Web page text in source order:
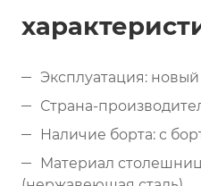
Эксплуатация: новый
Страна-
Наличие борта: с
Материал